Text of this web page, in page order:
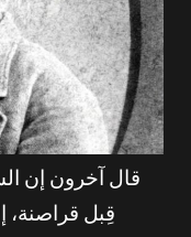
قال آخرون إن
قِبل قراصنة،